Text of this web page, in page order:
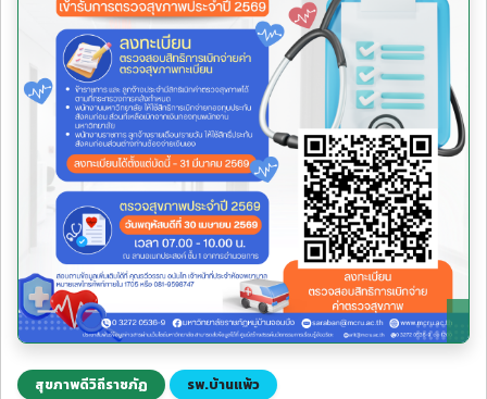
สุขภาพดีวิถีราชภัฏ รพ.บ้านแพ้ว